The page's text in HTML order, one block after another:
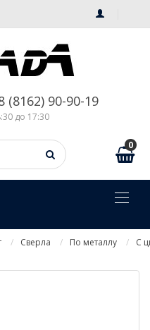
(8162) 90-90-19
до 17:30
0
Сверла По металлу С